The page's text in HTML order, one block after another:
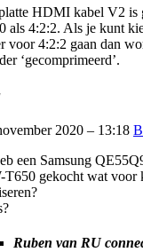
HDMI kabel V2 is
als 4:2:2. Als je kunt
voor 4:2:2 gaan dan
‘gecomprimeerd’.
2020 – 13:18
een Samsung
T650 gekocht wat voor
Ruben van RU